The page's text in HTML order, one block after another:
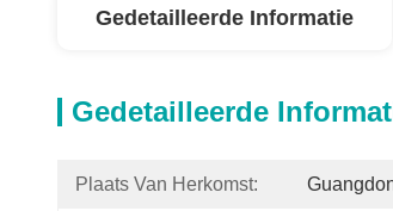
Gedetailleerde Informatie
Gedetailleerde
Plaats Van Herkomst: